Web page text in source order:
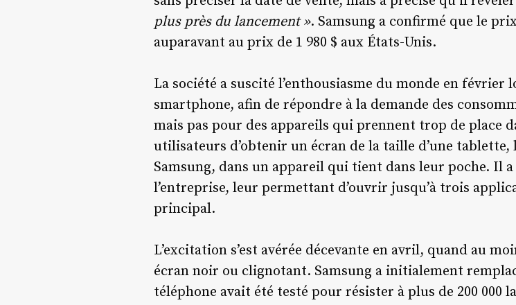
plus près du lancement ». Samsung a confirmé que le
auparavant au prix de 1 980 $ aux États-Unis.
La société a suscité l’enthousiasme du monde en février
smartphone, afin de répondre à la demande des
mais pas pour des appareils qui prennent trop de place
utilisateurs d’obtenir un écran de la taille d’une
Samsung, dans un appareil qui tient dans leur poche. Il
l’entreprise, leur permettant d’ouvrir jusqu’à trois
principal.
L’excitation s’est avérée décevante en avril, quand au
écran noir ou clignotant. Samsung a initialement
téléphone avait été testé pour résister à plus de 200 000